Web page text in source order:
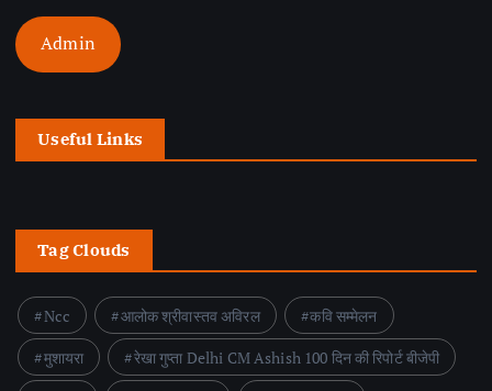
Admin
Useful Links
Tag Clouds
Ncc आलोक श्रीवास्तव अविरल
कवि सम्मेलन
मुशायरा
रेखा गुप्ता Delhi CM Ashish 100 दिन की रिपोर्ट बीजेपी